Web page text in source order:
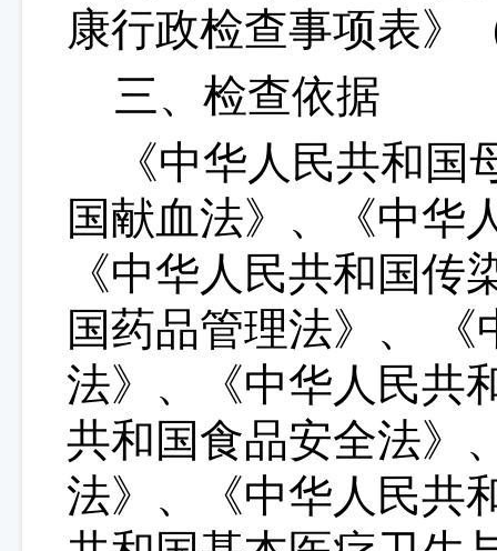
康行政检查事项表》
三、检查依据
《中华人民共和
国献血法》、《中华
《中华人民共和国
国药品管理法》、
法》、《中华人民共
共和国食品安全法》
法》、《中华人民共